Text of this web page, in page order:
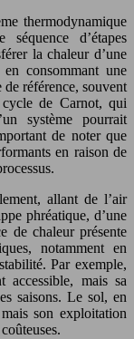
thermodynamique
d’étapes
la chaleur d’une
consommant une
référence, souvent
de Carnot, qui
système pourrait
de noter que
en raison de
allant de l’air
phréatique, d’une
de chaleur présente
notamment en
Par exemple,
accessible, mais sa
saisons. Le sol, en
son exploitation